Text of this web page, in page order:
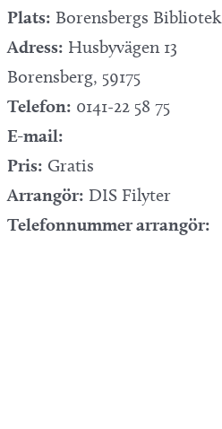
Plats: Borensbergs Bibliotek
Adress: Husbyvägen 13
Borensberg, 59175
Telefon: 0141-22 58 75
E-mail:
Pris: Gratis
Arrangör: DIS Filyter
Telefonnummer arrangör: